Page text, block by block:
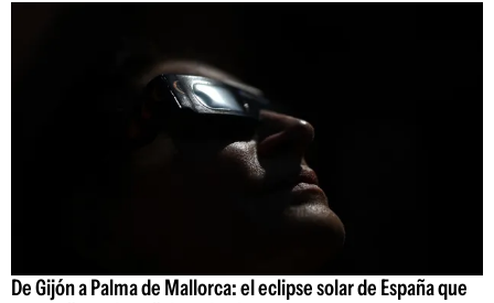
De Gijón a Palma de Mallorca: el eclipse solar de España que